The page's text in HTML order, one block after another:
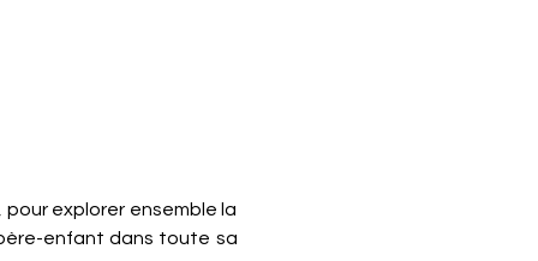
explorer ensemble la
enfant dans toute sa